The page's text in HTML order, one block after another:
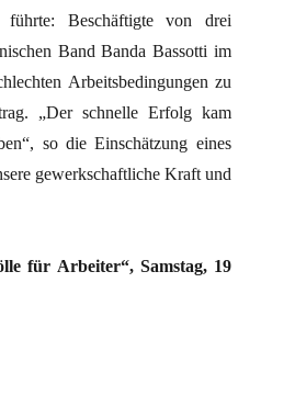
Beschäftigte von drei
Band Banda Bassotti im
Arbeitsbedingungen zu
„Der schnelle Erfolg kam
so die Einschätzung eines
gewerkschaftliche Kraft und
für Arbeiter“, Samstag, 19